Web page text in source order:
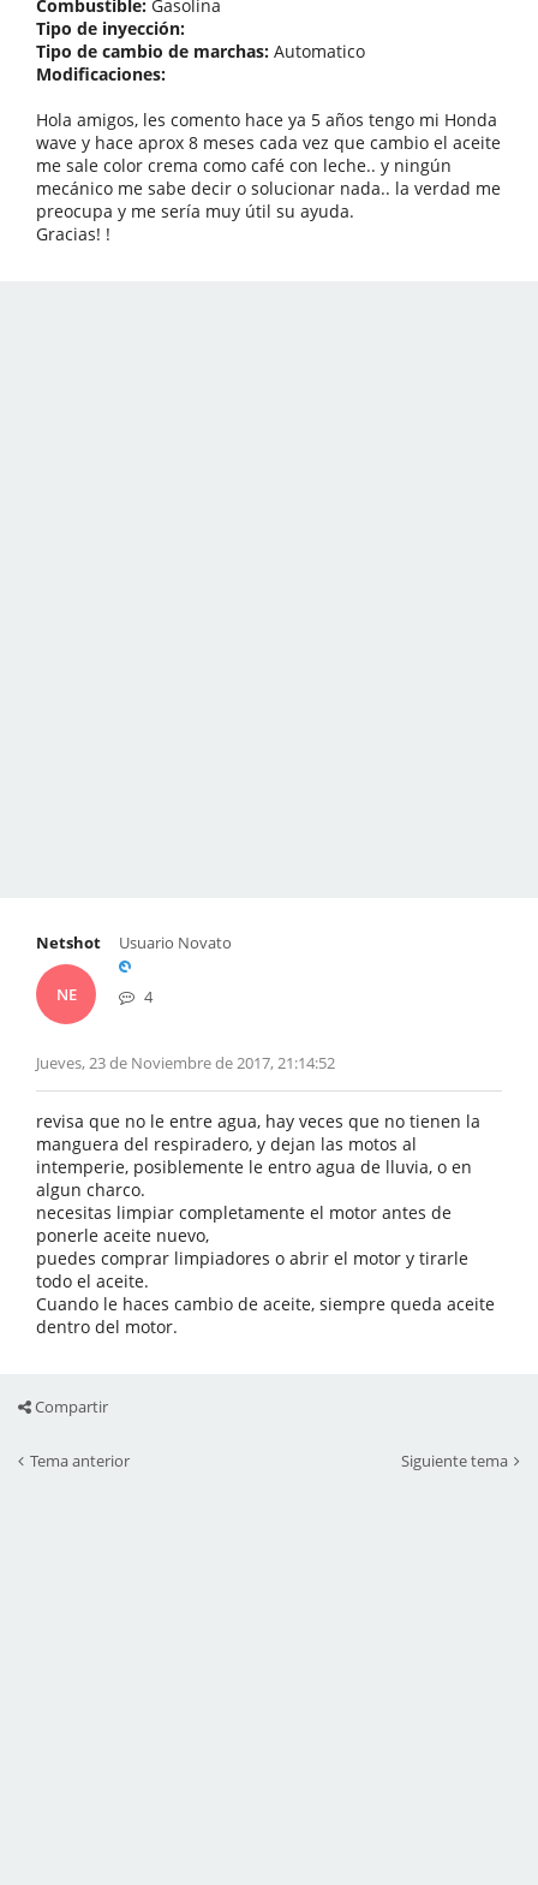
Combustible: Gasolina
Tipo de inyección:
Tipo de cambio de marchas: Automatico
Modificaciones:
Hola amigos, les comento hace ya 5 años tengo mi Honda
wave y hace aprox 8 meses cada vez que cambio el aceite
me sale color crema como café con leche.. y ningún
mecánico me sabe decir o solucionar nada.. la verdad me
preocupa y me sería muy útil su ayuda.
Gracias! !
Netshot
NE
Usuario Novato
4
Jueves, 23 de Noviembre de 2017, 21:14:52
revisa que no le entre agua, hay veces que no tienen la
manguera del respiradero, y dejan las motos al
intemperie, posiblemente le entro agua de lluvia, o en
algun charco.
necesitas limpiar completamente el motor antes de
ponerle aceite nuevo,
puedes comprar limpiadores o abrir el motor y tirarle
todo el aceite.
Cuando le haces cambio de aceite, siempre queda aceite
dentro del motor.
Compartir
Tema anterior Siguiente tema